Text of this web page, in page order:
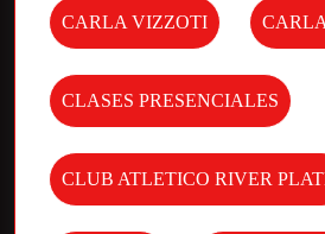
CARLA VIZZOTI
CLASES PRESENCIALES
CLUB ATLETICO RIVER